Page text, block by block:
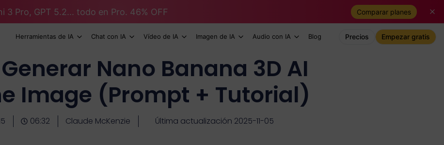
3 Pro, GPT 5.2... todo en Pro. 46% OFF Comparar planes
Herramientas de IA Chat con IA Vídeo de IA Imagen de IA Audio con IA Blog Precios Empezar gratis
Nano Banana 3D AI
Image (Prompt + Tutorial)
06:32 Claude McKenzie Última actualización 2025-11-05